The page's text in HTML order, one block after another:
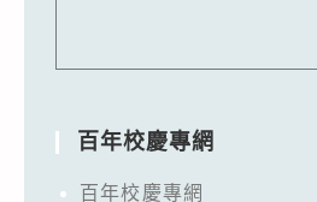
百年校慶專網
百年校慶專網